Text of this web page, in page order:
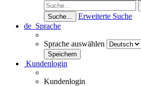
Suche...
Erweiterte Suche
de Sprache
Sprache auswählen
Kundenlogin
Kundenlogin